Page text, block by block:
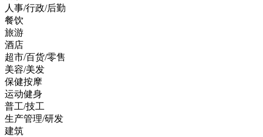
人事/行政/后勤
餐饮
旅游
酒店
超市/百货/零售
美容/美发
保健按摩
运动健身
普工/技工
生产管理/研发
建筑